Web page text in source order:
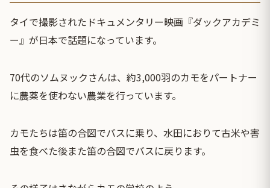
タイで撮影されたドキュメンタリー映画『ダックアカデミ
ー』が日本で話題になっています。
70代のソムヌックさんは、約3,000羽のカモをパートナー
に農薬を使わない農業を行っています。
カモたちは笛の合図でバスに乗り、水田におりて古米や害
虫を食べた後また笛の合図でバスに戻ります。